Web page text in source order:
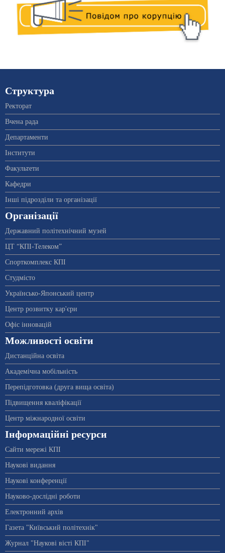
Структура
Ректорат
Вчена рада
Департаменти
Інститути
Факультети
Кафедри
Інші підрозділи та організації
Організації
Державний політехнічний музей
ЦТ “КПІ-Телеком”
Спорткомплекс КПІ
Студмісто
Українсько-Японський центр
Центр розвитку кар'єри
Офіс інновацій
Можливості освіти
Дистанційна освіта
Академічна мобільність
Перепідготовка (друга вища освіта)
Підвищення кваліфікації
Центр міжнародної освіти
Інформаційні ресурси
Сайти мережі КПІ
Наукові видання
Наукові конференції
Науково-дослідні роботи
Електронний архів
Газета "Київський політехнік"
Журнал "Наукові вісті КПІ"